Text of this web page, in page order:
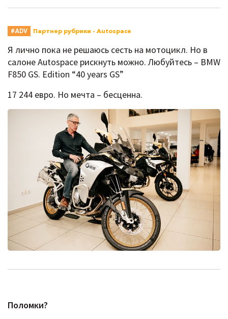
#ADV Партнер рубрики - Autospace
Я лично пока не решаюсь сесть на мотоцикл. Но в
салоне Autospace рискнуть можно. Любуйтесь – BMW
F850 GS. Edition “40 years GS”
17 244 евро. Но мечта – бесценна.
Поломки?